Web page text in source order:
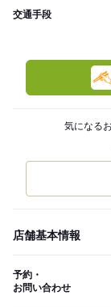
交通手段
気になる
店舗基本情報
予約・
お問い合わせ